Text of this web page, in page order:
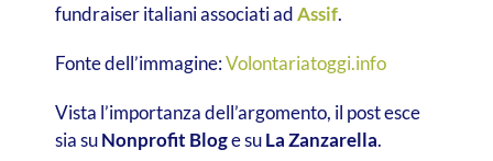
fundraiser italiani associati adAssif.
Fonte dell’immagine:Volontariatoggi.info
Vista l’importanza dell’argomento, il post esce
sia suNonprofit Bloge suLa Zanzarella.